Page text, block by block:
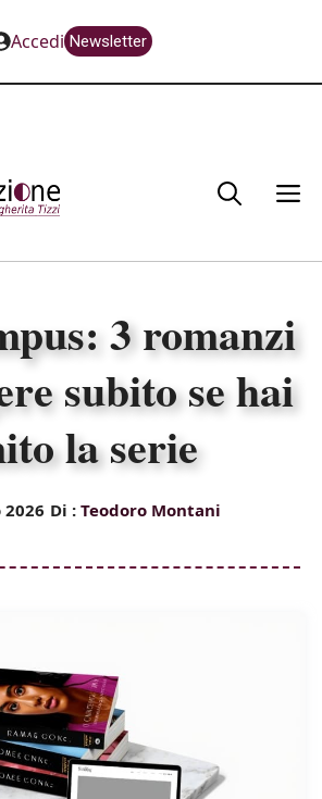
Accedi Newsletter
3 romanzi
subito se hai
la serie
Di : Teodoro Montani